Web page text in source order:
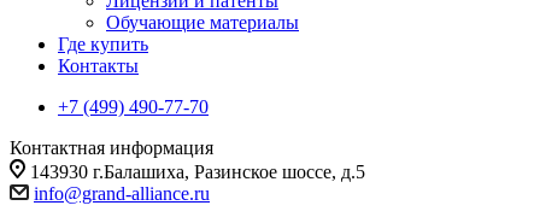
Обучающие материалы
Где купить
Контакты
+7 (499) 490-77-70
Контактная информация
143930 г.Балашиха, Разинское шоссе, д.5
info@grand-alliance.ru